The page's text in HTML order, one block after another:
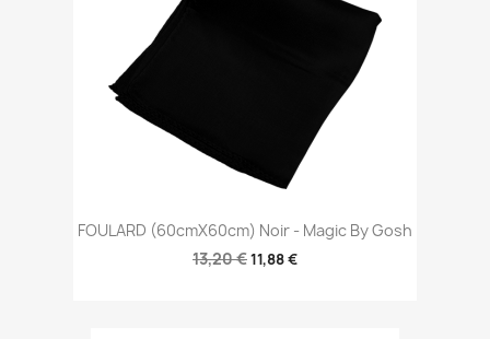
FOULARD (60cmX60cm) Noir - Magic By Gosh
13,20 €11,88 €